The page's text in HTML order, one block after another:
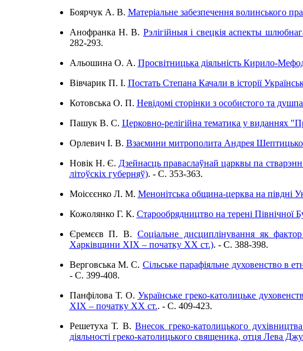
Боярчук А. В. Матеріальне забезпечення волинського
Анофранка Н. В. Рэлігійныя і свецкія аспекты
282-293.
Альошина О. А. Просвітницька діяльність Кирило-
Вівчарик П. І. Постать Степана Качали в історії
Котовська О. П. Невідомі сторінки з особистого та
Пашук В. С. Церковно-релігійна тематика у виданнях
Орлевич І. В. Взаємини митрополита Андрея
Новік Н. Є. Дзейнасць праваслаўнай царквы па
літоўскіх губерняў). - C. 353-363.
Моісєєнко Л. М. Менонітська община-церква на півдні
Кожолянко Г. К. Старообрядництво на терені Північної
Єремєєв П. В. Соціальне дисциплінування як
Харківщини ХІХ – початку ХХ ст.). - C. 388-398.
Верговська М. С. Сільське парафіяльне духовенство в
- C. 399-408.
Панфілова Т. О. Українське греко-католицьке
ХІХ – початку ХХ ст.. - C. 409-423.
Решетуха Т. В.Внесок греко-католицького
діяльності греко-католицького священика, отця Лева